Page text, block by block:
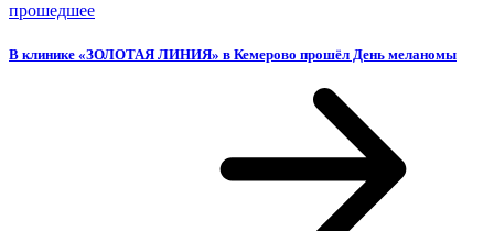
прошедшее
В клинике «ЗОЛОТАЯ ЛИНИЯ» в Кемерово прошёл День меланомы